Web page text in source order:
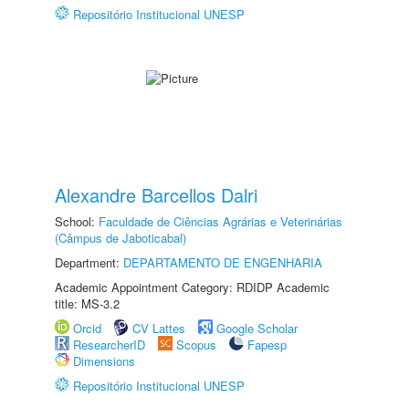
Repositório Institucional UNESP
Alexandre Barcellos Dalri
School: Faculdade de Ciências Agrárias e Veterinárias
(Câmpus de Jaboticabal)
Department: DEPARTAMENTO DE ENGENHARIA
Academic Appointment Category: RDIDP Academic
title: MS-3.2
Orcid
CV Lattes
Google Scholar
ResearcherID
Scopus
Fapesp
Dimensions
Repositório Institucional UNESP